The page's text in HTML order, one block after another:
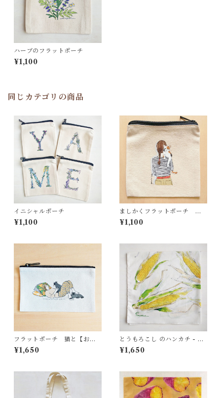
ハーブのフラットポーチ
¥1,100
同じカテゴリの商品
イニシャルポーチ
¥1,100
ましかくフラットポーチ 猫
とわたし ミケ猫
¥1,100
フラットポーチ 猫と【おし
ゃべりする】わたし
¥1,650
とうもろこし のハンカチ - コ
ットン・すこし大きめ - スカ
ーフにも HC23
¥1,650